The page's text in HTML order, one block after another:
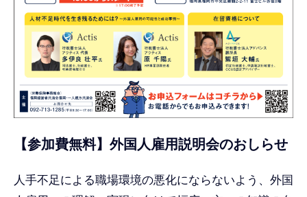
【参加費無料】外国人雇用説明会のおしらせ
人手不足による職場環境の悪化にならないよう、外国